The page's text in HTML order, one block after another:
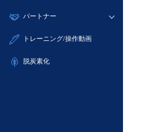
すべてのメニューを見る
サポート
すべてのメニューを見る
- 初期設定・確認
- ユーザー機能の管理
- APIリファレンス
- IoT
- ITインフラストラクチャー
故障/メンテナンス履歴
定期メンテナンス
パートナー
販売パートナー向けプログラム
トレーニング/操作動画
脱炭素化